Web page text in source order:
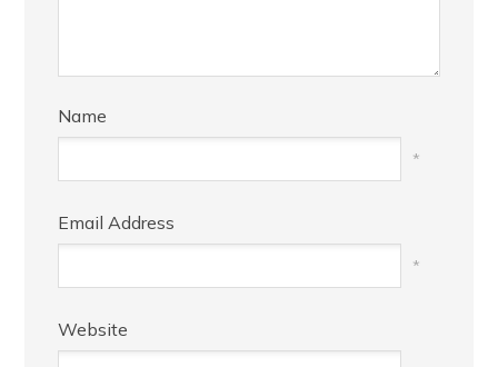
Name
*
Email Address
*
Website